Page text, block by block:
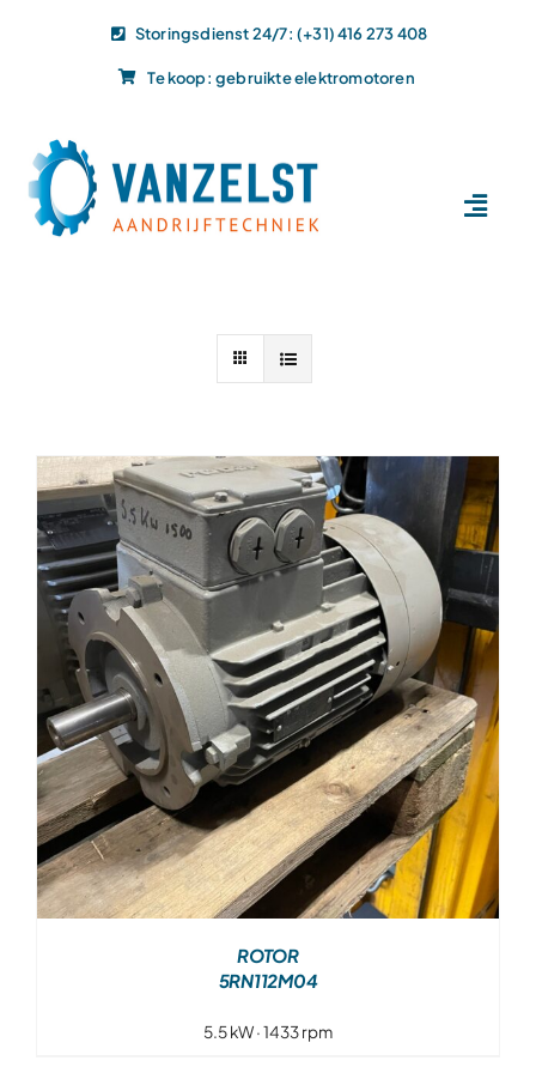
Storingsdienst 24/7: (+31) 416 273 408
Te koop: gebruikte elektromotoren
Dit leveren wij
Actueel
Projecten
Over ons
ROTOR
5RN112M04
5.5 kW · 1433 rpm